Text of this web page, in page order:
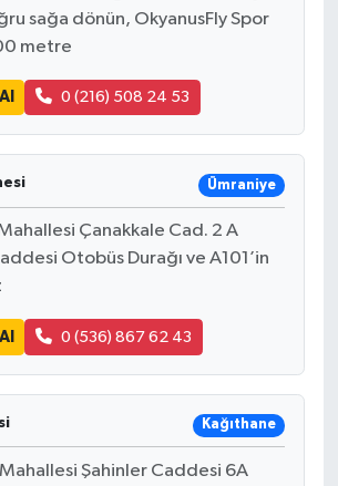
sağa dönün, OkyanusFly Spor
metre
0 (216) 508 24 53
Ümraniye
Çanakkale Cad. 2 A
Otobüs Durağı ve A101’in
0 (536) 867 62 43
Kağıthane
Şahinler Caddesi 6A